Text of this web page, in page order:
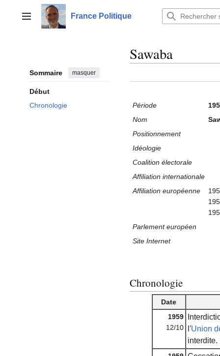
contenuMenu principalFrance Politique
Sommaire masquer
Début
Chronologie
Sawaba
Période
Nom
Positionnement
Idéologie
Coalition électorale
Affiliation internationale
Affiliation européenne
Parlement européen
Site Internet
Chronologie
Date
1959
12/10
l'Union
interdite.